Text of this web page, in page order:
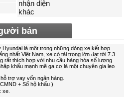
nhận diện
khác
bán